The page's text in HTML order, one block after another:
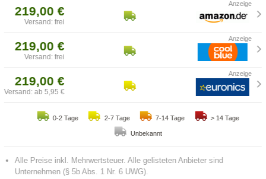
219,00 €
Versand: frei
219,00 €
Versand: frei
219,00 €
Versand: ab 5,95 €
0-2 Tage 2-7 Tage 7-14 Tage > 14 Tage
Unbekannt